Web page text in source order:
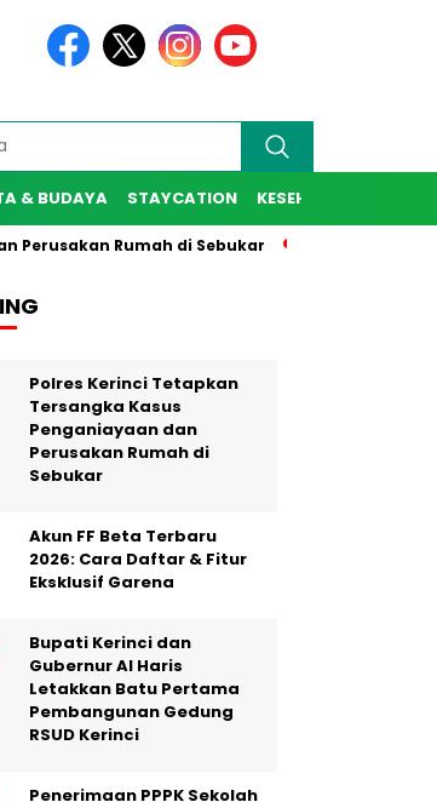
& BUDAYA STAYCATION KESEHATAN
Rumah di Sebukar Jaksa Agung
Polres Kerinci Tetapkan
Tersangka Kasus
Penganiayaan dan
Perusakan Rumah di
Sebukar
Akun FF Beta Terbaru
2026: Cara Daftar & Fitur
Eksklusif Garena
Bupati Kerinci dan
Gubernur Al Haris
Letakkan Batu Pertama
Pembangunan Gedung
RSUD Kerinci
Penerimaan PPPK Sekolah